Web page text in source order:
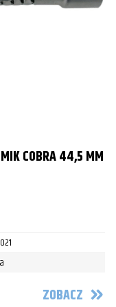
COBRA 44,5 MM
ZOBACZ